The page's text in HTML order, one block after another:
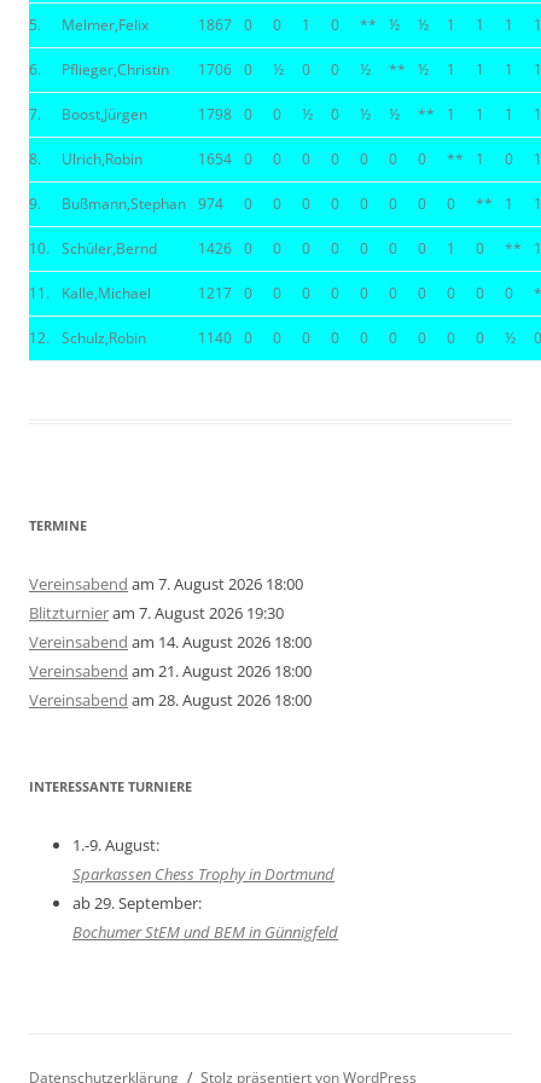
5. Melmer,Felix 1867 0 0 1 0 ** ½ ½ 1 1 1 1
6. Pflieger,Christin 1706 0 ½ 0 0 ½ ** ½ 1 1 1 1
7. Boost,Jürgen 1798 0 0 ½ 0 ½ ½ ** 1 1 1 1
8. Ulrich,Robin 1654 0 0 0 0 0 0 0 ** 1 0 1
9. Bußmann,Stephan 974 0 0 0 0 0 0 0 0 ** 1 1
10. Schüler,Bernd 1426 0 0 0 0 0 0 0 1 0 ** 1
11. Kalle,Michael 1217 0 0 0 0 0 0 0 0 0 0
12. Schulz,Robin 1140 0 0 0 0 0 0 0 0 0 ½ 0
TERMINE
Vereinsabend am 7. August 2026 18:00
Blitzturnieram 7. August 2026 19:30
Vereinsabend am 14. August 2026 18:00
Vereinsabend am 21. August 2026 18:00
Vereinsabend am 28. August 2026 18:00
INTERESSANTE TURNIERE
1.-9. August:
Sparkassen Chess Trophy in Dortmund
ab 29. September:
Bochumer StEM und BEM in Günnigfeld
Datenschutzerklärung Stolz präsentiert von WordPress